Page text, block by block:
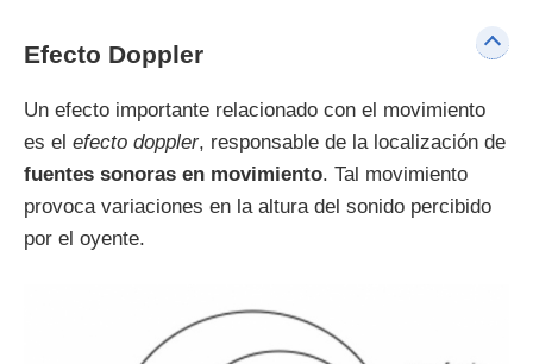
Efecto Doppler
Un efecto importante relacionado con el movimiento
es el efecto doppler, responsable de la localización de
fuentes sonoras en movimiento. Tal movimiento
provoca variaciones en la altura del sonido percibido
por el oyente.